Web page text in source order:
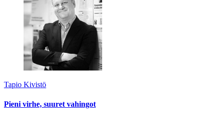
Tapio Kivistö
Pieni virhe, suuret vahingot